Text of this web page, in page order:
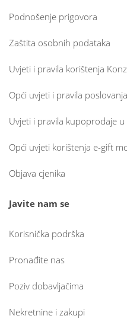
Podnošenje prigovora
Zaštita osobnih podataka
Uvjeti i pravila korištenja
Opći uvjeti i pravila
Uvjeti i pravila kupoprodaje
Opći uvjeti korištenja e-gift
Objava cjenika
Javite nam se
Korisnička podrška
Pronađite nas
Poziv dobavljačima
Nekretnine i zakupi